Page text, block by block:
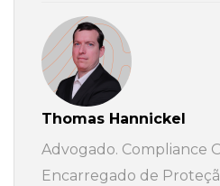
Thomas Hannickel
Advogado. Compliance
Encarregado de